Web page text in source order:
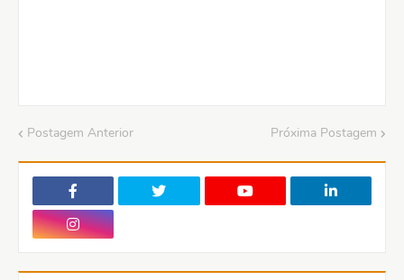
Postagem Anterior Próxima Postagem